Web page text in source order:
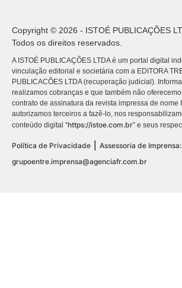
Copyright © 2026 - ISTOÉ PUBLICAÇÕES
Todos os direitos reservados.
A ISTOÉ PUBLICAÇÕES LTDA é um portal digital
vinculação editorial e societária com a EDITORA
PUBLICACÕES LTDA (recuperação judicial).
realizamos cobranças e que também não
contrato de assinatura da revista impressa de nome
autorizamos terceiros a fazê-lo, nos
conteúdo digital “https://istoe.com.br” e seus
Política de Privacidade
Assessoria de Imprensa:
grupoentre.imprensa@agenciafr.com.br